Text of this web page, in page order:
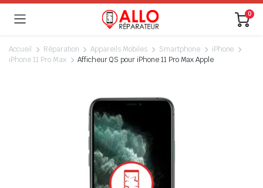
0
Accueil Réparation Appareils Mobiles Smartphone
iPhone
iPhone 11 Pro Max
Afficheur QS pour iPhone 11 Pro Max Apple